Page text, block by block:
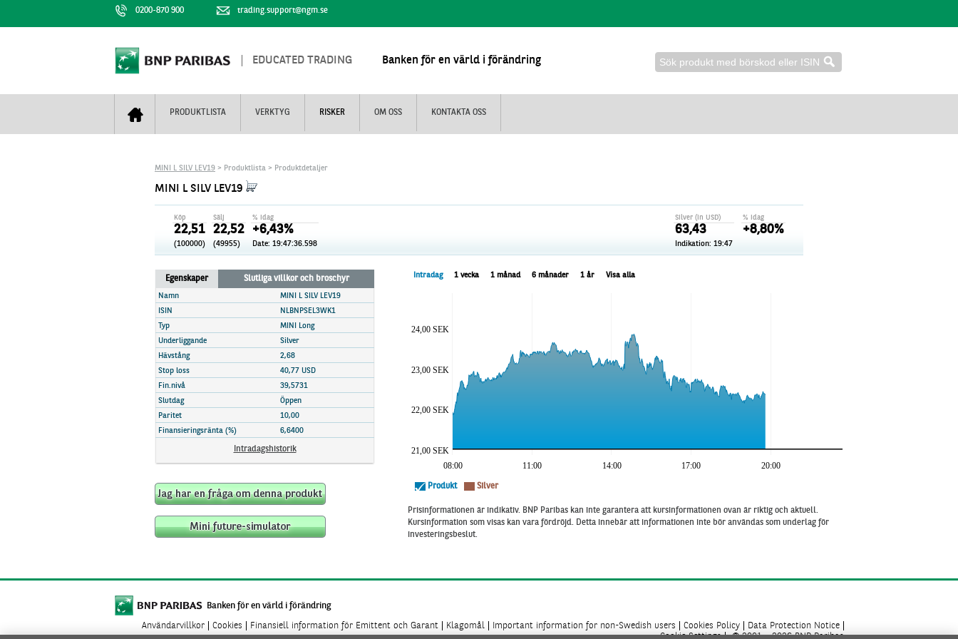
0200-870 900 trading.support@ngm.se
EDUCATED TRADING Banken för en värld i förändring
PRODUKTLISTA VERKTYG RISKER OM OSS KONTAKTA OSS
Mini Futures
Unlimited Turbos
Nya produkter
Stoppade & förfallna produkter
Utsålda produkter
Nyhestbrev+
Realtidskurser
Knock-plocken
Kunskapscentra+
Hur handlar jag
Marknadsöversikt
Finansiell information
MINI L SILV LEV19 > Produktlista > Produktdetaljer
MINI L SILV LEV19
Köp
22,51
(100000)
Sälj
22,52
(49955)
% idag
+6,43%
Date: 19:47:36.598
% idag
+8,80%
Silver (in USD)
63,43
Indikation: 19:47
Egenskaper Slutliga villkor och broschyr
Namn
MINI L SILV LEV19
ISIN
NLBNPSEL3WK1
Typ
MINI Long
Underliggande
Silver
Hävstång
2,68
Stop loss
40,77 USD
Fin.nivå
39,5731
Slutdag
Öppen
Paritet
10,00
Finansieringsränta (%)
6,6400
Intradagshistorik
Intradag 1 vecka 1 månad 6 månader 1 år Visa alla
21,00 SEK
22,00 SEK
23,00 SEK
24,00 SEK
08:00 14:00 20:00
11:00 17:00
Produkt Silver
Prisinformationen är indikativ. BNP Paribas kan inte garantera att kursinformationen ovan är riktig och aktuell.
Kursinformation som visas kan vara fördröjd. Detta innebär att informationen inte bör användas som underlag för
investeringsbeslut.
Banken för en värld i förändring
Användarvillkor Cookies Finansiell information för Emittent och Garant Klagomål Important information for non-Swedish users Cookies Policy
Data Protection Notice
Cookie Settings
© 2001 - 2026 BNP Paribas